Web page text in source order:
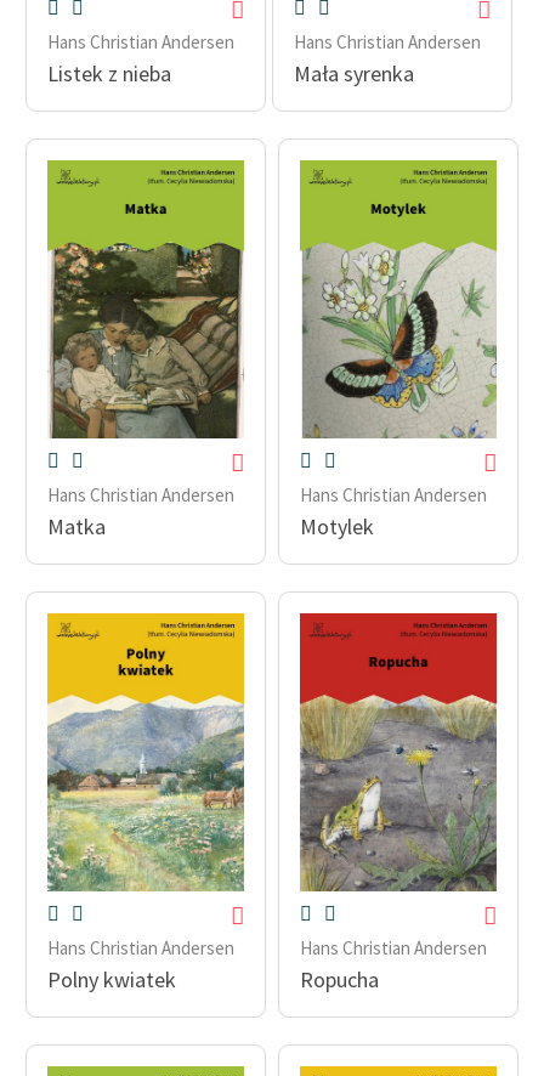
Hans Christian Andersen
Listek z nieba
Hans Christian Andersen
Mała syrenka
Hans Christian Andersen
Matka
Hans Christian Andersen
Motylek
Hans Christian Andersen
Polny kwiatek
Hans Christian Andersen
Ropucha